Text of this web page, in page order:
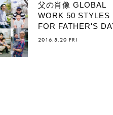
父の肖像 GLOBAL
WORK 50 STYLES
FOR FATHER'S
2016.5.20 FRI